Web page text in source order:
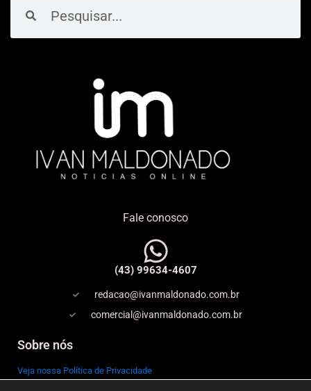
Fale conosco
(43) 99634-4607
redacao@ivanmaldonado.com.br
comercial@ivanmaldonado.com.br
Sobre nós
Veja nossa Política de Privacidade